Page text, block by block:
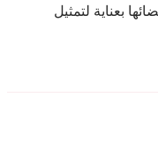
بعناية لتمثيل